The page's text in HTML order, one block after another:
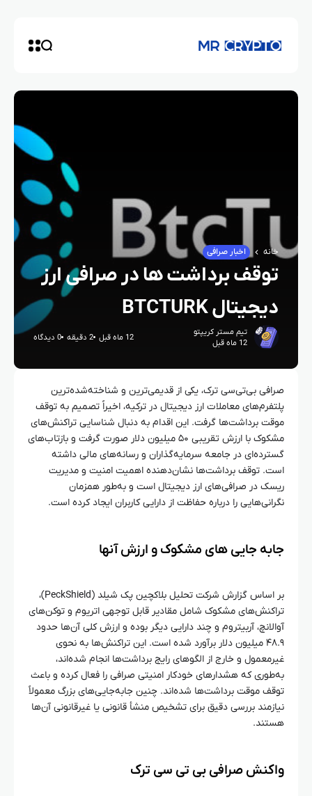
خانه اخبار صرافی
توقف برداشت‌ ها در صرافی ارز
دیجیتال BTCTURK
تیم مستر کریپتو
12 ماه قبل
12 ماه قبل 2 دقیقه 0 دیدگاه
صرافی بی‌تی‌سی ترک، یکی از قدیمی‌ترین و شناخته‌شده‌ترین
پلتفرم‌های معاملات ارز دیجیتال در ترکیه، اخیراً تصمیم به توقف
موقت برداشت‌ها گرفت. این اقدام به دنبال شناسایی تراکنش‌های
مشکوک با ارزش تقریبی ۵۰ میلیون دلار صورت گرفت و بازتاب‌های
گسترده‌ای در جامعه سرمایه‌گذاران و رسانه‌های مالی داشته
است. توقف برداشت‌ها نشان‌دهنده اهمیت امنیت و مدیریت
ریسک در صرافی‌های ارز دیجیتال است و به‌طور همزمان
نگرانی‌هایی را درباره حفاظت از دارایی کاربران ایجاد کرده است.
جابه‌ جایی‌ های مشکوک و ارزش آنها
بر اساس گزارش شرکت تحلیل بلاکچین پک شیلد (PeckShield)،
تراکنش‌های مشکوک شامل مقادیر قابل توجهی اتریوم و توکن‌های
آوالانچ، آربیتروم و چند دارایی دیگر بوده و ارزش کلی آن‌ها حدود
۴۸.۹ میلیون دلار برآورد شده است. این تراکنش‌ها به نحوی
غیرمعمول و خارج از الگوهای رایج برداشت‌ها انجام شده‌اند،
به‌طوری که هشدارهای خودکار امنیتی صرافی را فعال کرده و باعث
توقف موقت برداشت‌ها شده‌اند. چنین جابه‌جایی‌های بزرگ معمولاً
نیازمند بررسی دقیق برای تشخیص منشأ قانونی یا غیرقانونی آن‌ها
هستند.
واکنش صرافی بی‌ تی‌ سی ترک